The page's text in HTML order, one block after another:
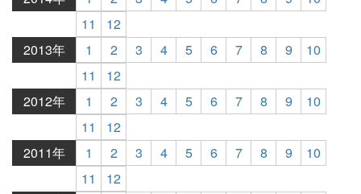
11
12
2013年
1 2 3 4 5 6 7 8 9
10
11
12
2012年
1 2 3 4 5 6 7 8 9
10
11
12
2011年
1 2 3 4 5 6 7 8 9
10
11
12